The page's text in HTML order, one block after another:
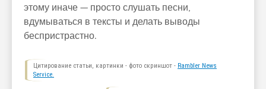
этому иначе — просто слушать песни,
вдумываться в тексты и делать выводы
беспристрастно.
Цитирование статьи, картинки - фото скриншот - Rambler News
Service.